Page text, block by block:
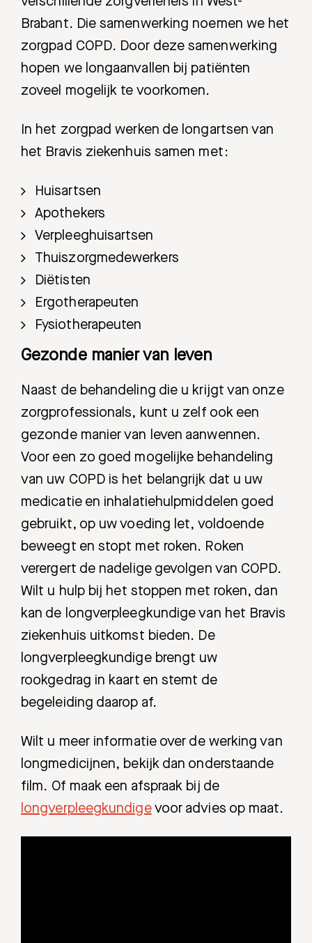
Zoeken
Meest gezocht:
Bezoektijden
Afspraak maken
Brabant. Die samenwerking noemen we het
zorgpad COPD. Door deze samenwerking
hopen we longaanvallen bij patiënten
zoveel mogelijk te voorkomen.
In het zorgpad werken de longartsen van
het Bravis ziekenhuis samen met:
Huisartsen
Apothekers
Verpleeghuisartsen
Thuiszorgmedewerkers
Diëtisten
Ergotherapeuten
Fysiotherapeuten
Gezonde manier van leven
Naast de behandeling die u krijgt van onze
zorgprofessionals, kunt u zelf ook een
gezonde manier van leven aanwennen.
Voor een zo goed mogelijke behandeling
van uw COPD is het belangrijk dat u uw
medicatie en inhalatiehulpmiddelen goed
gebruikt, op uw voeding let, voldoende
beweegt en stopt met roken. Roken
verergert de nadelige gevolgen van COPD.
Wilt u hulp bij het stoppen met roken, dan
kan de longverpleegkundige van het Bravis
ziekenhuis uitkomst bieden. De
longverpleegkundige brengt uw
rookgedrag in kaart en stemt de
begeleiding daarop af.
Wilt u meer informatie over de werking van
longmedicijnen, bekijk dan onderstaande
film. Of maak een afspraak bij de
longverpleegkundigevoor advies op maat.